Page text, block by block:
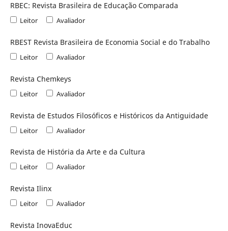
RBEC: Revista Brasileira de Educação Comparada
Leitor Avaliador
RBEST Revista Brasileira de Economia Social e do Trabalho
Leitor Avaliador
Revista Chemkeys
Leitor Avaliador
Revista de Estudos Filosóficos e Históricos da Antiguidade
Leitor Avaliador
Revista de História da Arte e da Cultura
Leitor Avaliador
Revista Ilinx
Leitor Avaliador
Revista InovaEduc